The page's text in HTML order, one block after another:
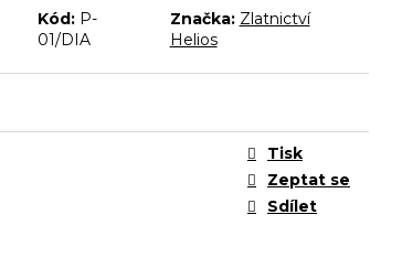
Kód: P-
01/DIA
Značka: Zlatnictví
Helios
Tisk
Zeptat se
Sdílet